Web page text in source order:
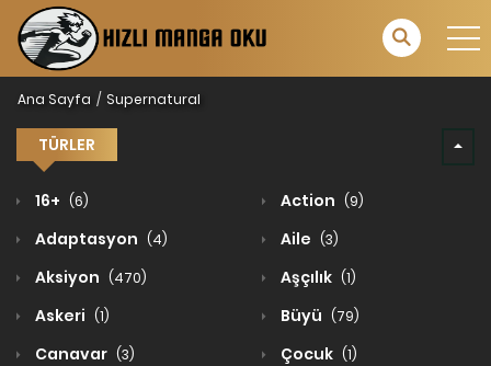
Ana Sayfa Supernatural
TÜRLER
16+ (6) Action (9)
Adaptasyon (4) Aile (3)
Aksiyon (470) Aşçılık (1)
Askeri (1) Büyü (79)
Canavar (3) Çocuk (1)